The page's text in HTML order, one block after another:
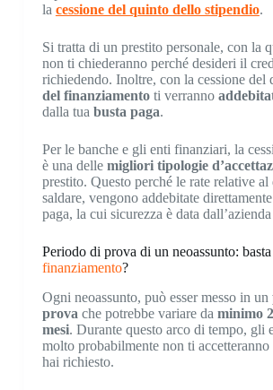
la cessione del quinto dello stipendio.
Si tratta di un prestito personale, con la
non ti chiederanno perché desideri il
richiedendo. Inoltre, con la cessione del
del finanziamentoti verranno
dalla tua busta paga.
Per le banche e gli enti finanziari, la
è una delle migliori tipologie
prestito. Questo perché le rate relative al
saldare, vengono addebitate
paga, la cui sicurezza è data
Periodo di prova di un neoassunto:
finanziamento?
Ogni neoassunto, può esser messo in un
prova che potrebbe variare da minimo 2
mesi. Durante questo arco di tempo, gli
molto probabilmente non ti
hai richiesto.